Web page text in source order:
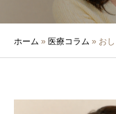
ホーム » 医療コラム » おし
院長・医師の紹介